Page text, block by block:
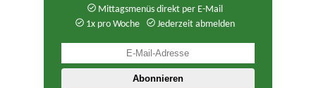
Mittagsmenüs direkt per E-Mail
1x pro Woche
Jederzeit abmelden